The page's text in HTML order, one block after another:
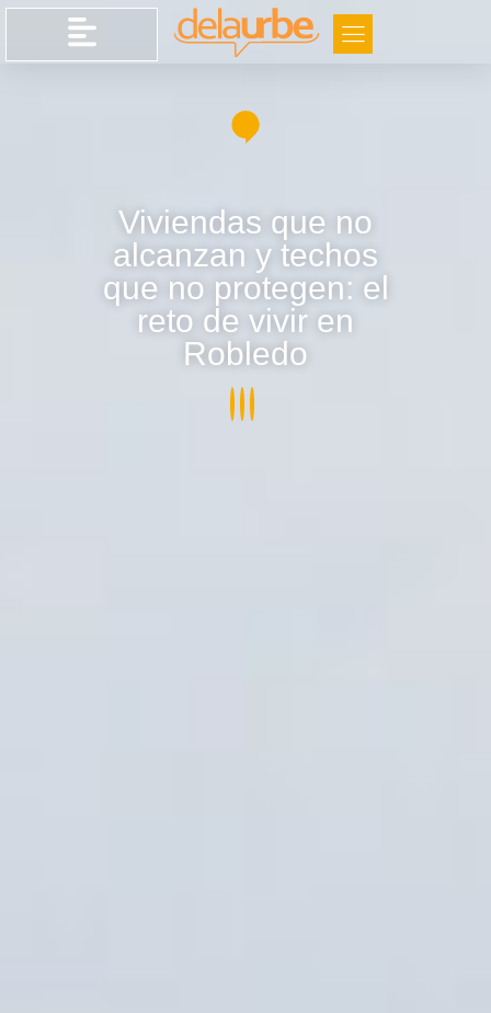
Viviendas que no
alcanzan y techos
que no protegen: el
reto de vivir en
Robledo